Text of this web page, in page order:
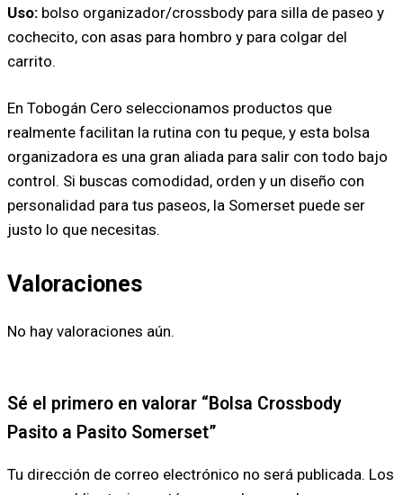
Uso: bolso organizador/crossbody para silla de paseo y
cochecito, con asas para hombro y para colgar del
carrito.
En Tobogán Cero seleccionamos productos que
realmente facilitan la rutina con tu peque, y esta bolsa
organizadora es una gran aliada para salir con todo bajo
control. Si buscas comodidad, orden y un diseño con
personalidad para tus paseos, la Somerset puede ser
justo lo que necesitas.
Valoraciones
No hay valoraciones aún.
Sé el primero en valorar “Bolsa Crossbody
Pasito a Pasito Somerset”
Tu dirección de correo electrónico no será publicada. Los